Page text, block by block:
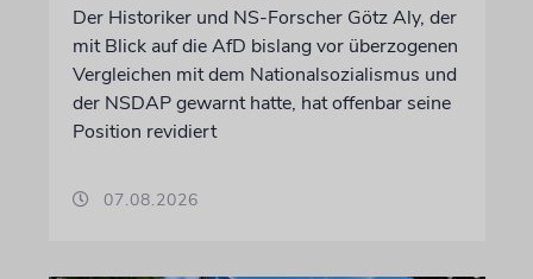
Der Historiker und NS-Forscher Götz Aly, der
mit Blick auf die AfD bislang vor überzogenen
Vergleichen mit dem Nationalsozialismus und
der NSDAP gewarnt hatte, hat offenbar seine
Position revidiert
07.08.2026